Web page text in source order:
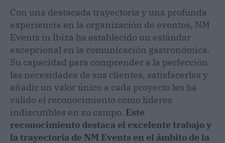
Con una destacada trayectoria y una profunda
experiencia en la organización de eventos, NM
Events in Ibiza ha establecido un estándar
excepcional en la comunicación gastronómica.
Su capacidad para comprender a la perfección
las necesidades de sus clientes, satisfacerlas y
añadir un valor único a cada proyecto les ha
valido el reconocimiento como líderes
indiscutibles en su campo. Este
reconocimiento destaca el excelente trabajo y
la trayectoria de NM Events en el ámbito de la